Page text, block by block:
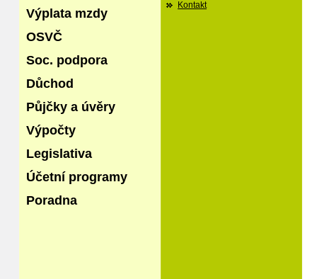
Výplata mzdy
OSVČ
Soc. podpora
Důchod
Půjčky a úvěry
Výpočty
Legislativa
Účetní programy
Poradna
Kontakt